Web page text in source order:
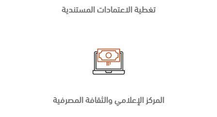
تغطية الاعتمادات المستندية
المركز الإعلامي والثقافة المصرفية